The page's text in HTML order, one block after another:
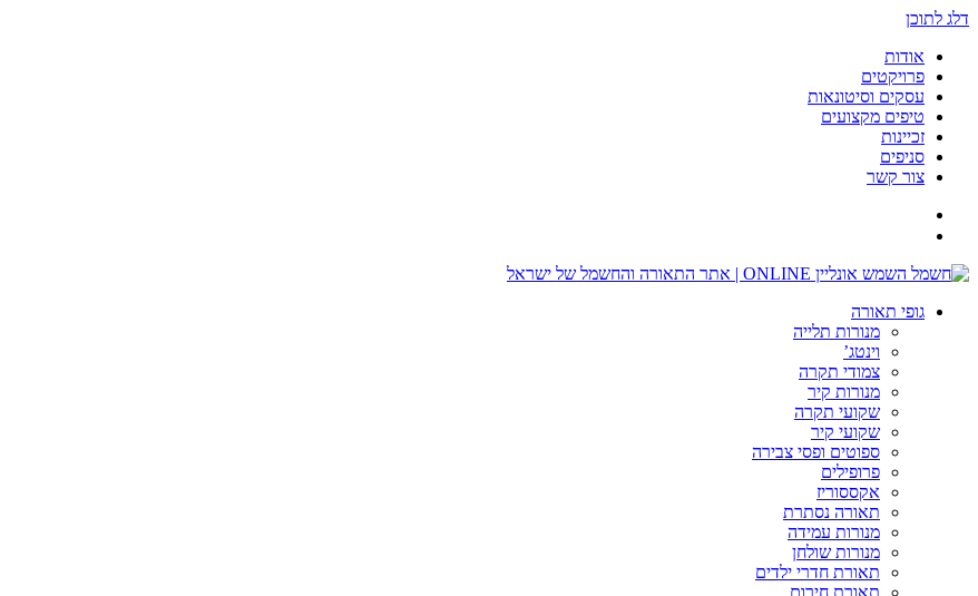
דלג לתוכן
אודות
פרויקטים
עסקים וסיטונאות
טיפים מקצועים
זכיינות
סניפים
צור קשר
גופי תאורה
מנורות תלייה
וינטג’
צמודי תקרה
מנורות קיר
שקועי תקרה
שקועי קיר
ספוטים ופסי צבירה
פרופילים
אקססוריז
תאורה נסתרת
מנורות עמידה
מנורות שולחן
תאורת חדרי ילדים